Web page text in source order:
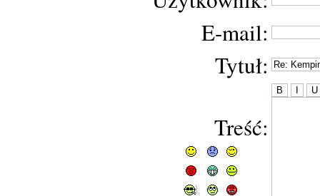
E-mail:
Tytuł:
Treść: